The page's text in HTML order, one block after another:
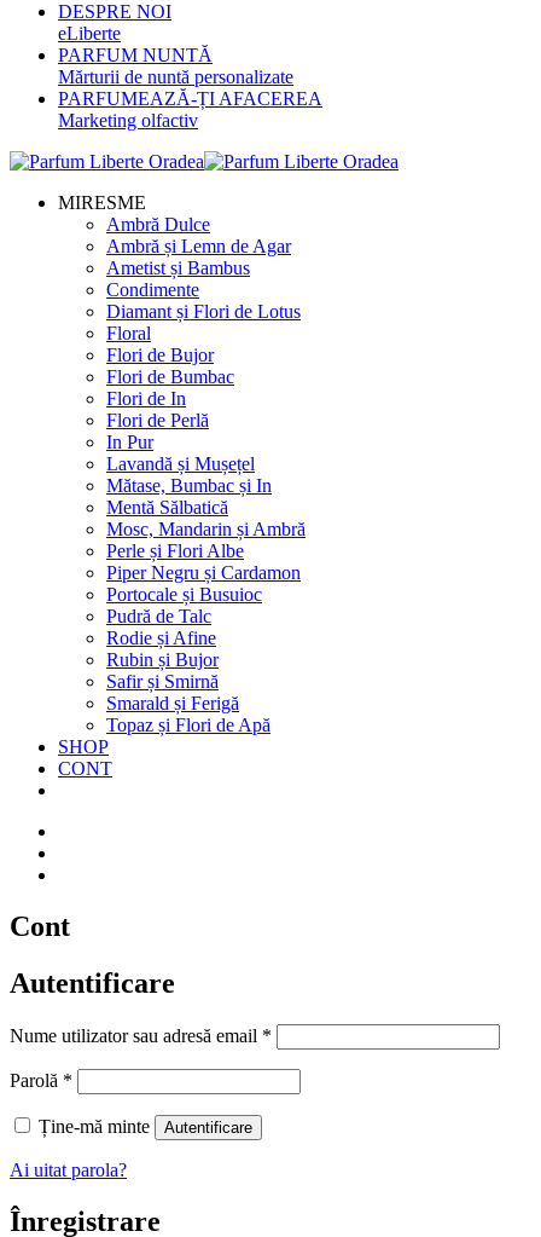
DESPRE NOI
eLiberte
PARFUM NUNTĂ
Mărturii de nuntă personalizate
PARFUMEAZĂ-ȚI AFACEREA
Marketing olfactiv
MIRESME
Ambră Dulce
Ambră și Lemn de Agar
Ametist și Bambus
Condimente
Diamant și Flori de Lotus
Floral
Flori de Bujor
Flori de Bumbac
Flori de In
Flori de Perlă
In Pur
Lavandă și Mușețel
Mătase, Bumbac și In
Mentă Sălbatică
Mosc, Mandarin și Ambră
Perle și Flori Albe
Piper Negru și Cardamon
Portocale și Busuioc
Pudră de Talc
Rodie și Afine
Rubin și Bujor
Safir și Smirnă
Smarald și Ferigă
Topaz și Flori de Apă
SHOP
CONT
Cont
Autentificare
Nume utilizator sau adresă email *
Parolă *
Ține-mă minte Autentificare
Ai uitat parola?
Înregistrare